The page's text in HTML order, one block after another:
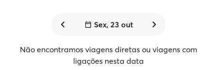
Sex, 23 out
Não encontramos viagens diretas ou viagens com
ligações nesta data